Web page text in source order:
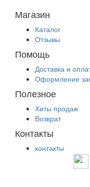
Магазин
Каталог
Отзывы
Помощь
Доставка и
Оформление
Полезное
Хиты продаж
Возврат
Контакты
контакты